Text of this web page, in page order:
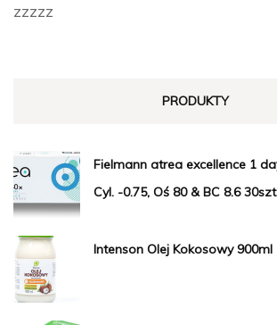
zzzzz
PRODUKTY
Fielmann atrea excellence 1
Cyl. -0.75, Oś 80 & BC 8.6
Intenson Olej Kokosowy 900ml